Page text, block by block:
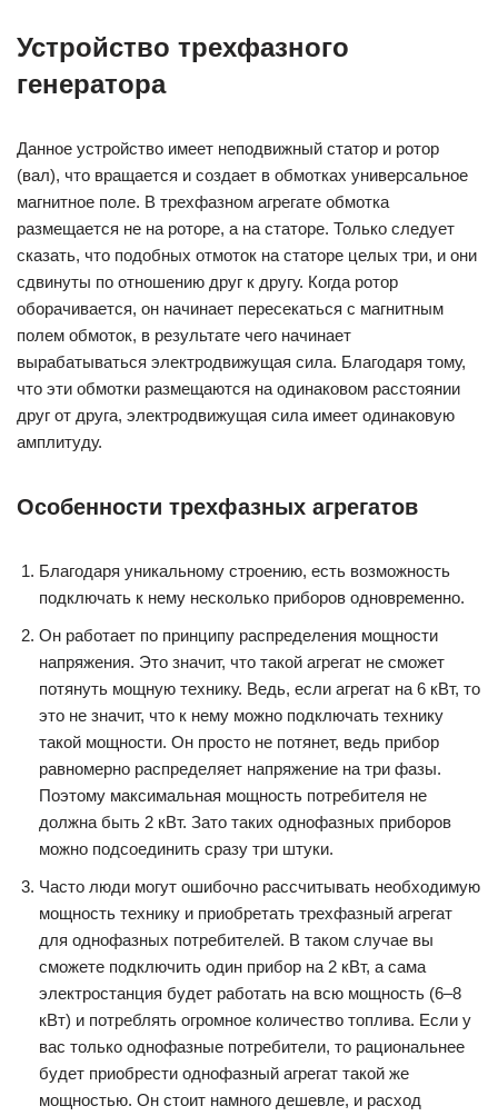
Устройство трехфазного
генератора
Данное устройство имеет неподвижный статор и ротор
(вал), что вращается и создает в обмотках универсальное
магнитное поле. В трехфазном агрегате обмотка
размещается не на роторе, а на статоре. Только следует
сказать, что подобных отмоток на статоре целых три, и они
сдвинуты по отношению друг к другу. Когда ротор
оборачивается, он начинает пересекаться с магнитным
полем обмоток, в результате чего начинает
вырабатываться электродвижущая сила. Благодаря тому,
что эти обмотки размещаются на одинаковом расстоянии
друг от друга, электродвижущая сила имеет одинаковую
амплитуду.
Особенности трехфазных агрегатов
Благодаря уникальному строению, есть возможность
подключать к нему несколько приборов одновременно.
Он работает по принципу распределения мощности
напряжения. Это значит, что такой агрегат не сможет
потянуть мощную технику. Ведь, если агрегат на 6 кВт, то
это не значит, что к нему можно подключать технику
такой мощности. Он просто не потянет, ведь прибор
равномерно распределяет напряжение на три фазы.
Поэтому максимальная мощность потребителя не
должна быть 2 кВт. Зато таких однофазных приборов
можно подсоединить сразу три штуки.
Часто люди могут ошибочно рассчитывать необходимую
мощность технику и приобретать трехфазный агрегат
для однофазных потребителей. В таком случае вы
сможете подключить один прибор на 2 кВт, а сама
электростанция будет работать на всю мощность (6–8
кВт) и потреблять огромное количество топлива. Если у
вас только однофазные потребители, то рациональнее
будет приобрести однофазный агрегат такой же
мощностью. Он стоит намного дешевле, и расход